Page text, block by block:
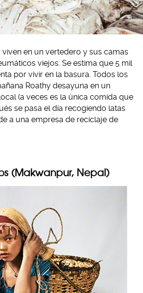
viven en un vertedero y sus camas
viejos. Se estima que 5 mil
por vivir en la basura. Todos los
Roathy desayuna en un
(a veces es la única comida que
se pasa el día recogiendo latas
a una empresa de reciclaje de
(Makwanpur, Nepal)